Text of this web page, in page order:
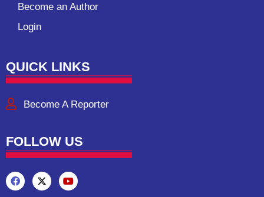
Become an Author
Login
QUICK LINKS
Become A Reporter
FOLLOW US